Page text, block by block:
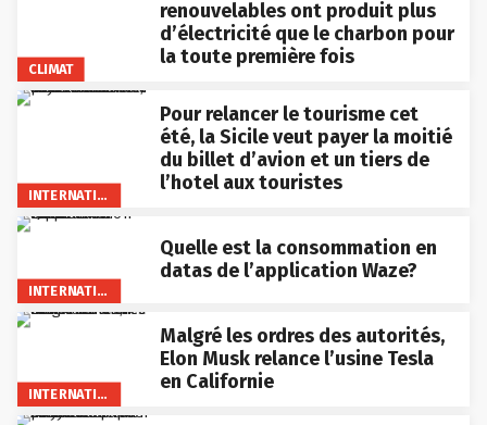
CLIMAT
renouvelables ont produit plus
d’électricité que le charbon pour
la toute première fois
INTERNATIONAL
Pour relancer le tourisme cet
été, la Sicile veut payer la moitié
du billet d’avion et un tiers de
l’hotel aux touristes
INTERNATIONAL
Quelle est la consommation en
datas de l’application Waze?
INTERNATIONAL
Malgré les ordres des autorités,
Elon Musk relance l’usine Tesla
en Californie